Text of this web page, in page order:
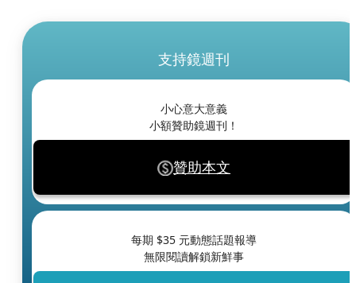
支持鏡週刊
小心意大意義
小額贊助鏡週刊！
贊助本文
每期 $35 元動態話題報導
無限閱讀解鎖新鮮事